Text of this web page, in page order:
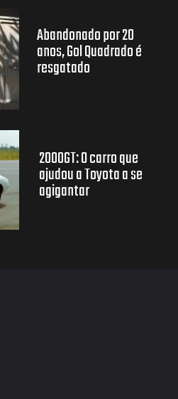
Abandonado por 20
anos, Gol Quadrado é
resgatado
2000GT: O carro que
ajudou a Toyota a se
agigantar